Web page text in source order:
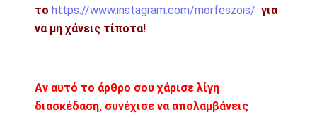
το https://www.instagram.com/morfeszois/ για
να μη χάνεις τίποτα!
Αν αυτό το άρθρο σου χάρισε λίγη
διασκέδαση, συνέχισε να απολαμβάνεις